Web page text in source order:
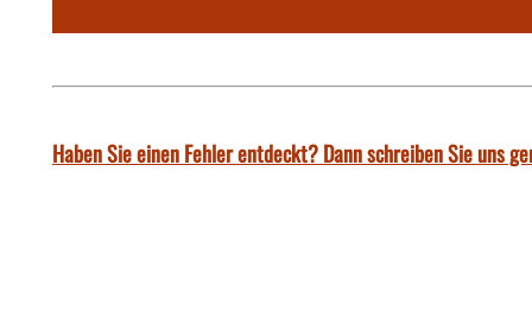
Haben Sie einen Fehler entdeckt? Dann schreiben Sie uns